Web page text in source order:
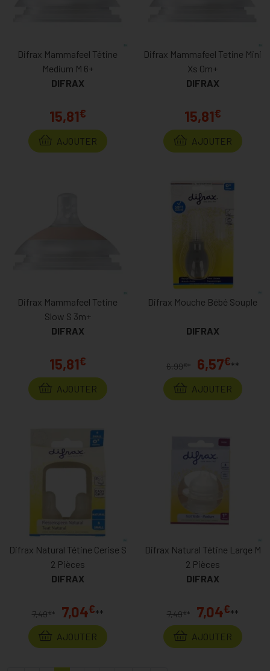
Difrax Mammafeel Tétine
Medium M 6+
DIFRAX
15,81€
AJOUTER
Difrax Mammafeel Tetine Mini
Xs 0m+
DIFRAX
15,81€
AJOUTER
Difrax Mammafeel Tetine
Slow S 3m+
DIFRAX
15,81€
AJOUTER
Difrax Mouche Bébé Souple
DIFRAX
6,99€ * 6,57€**
AJOUTER
Difrax Natural Tétine Cerise S
2 Pièces
DIFRAX
7,49€ * 7,04€**
AJOUTER
Difrax Natural Tétine Large M
2 Pièces
DIFRAX
7,49€ * 7,04€**
AJOUTER